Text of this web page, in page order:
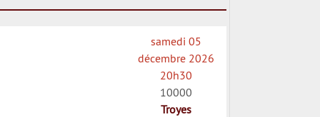
samedi 05
décembre 2026
20h30
10000
Troyes